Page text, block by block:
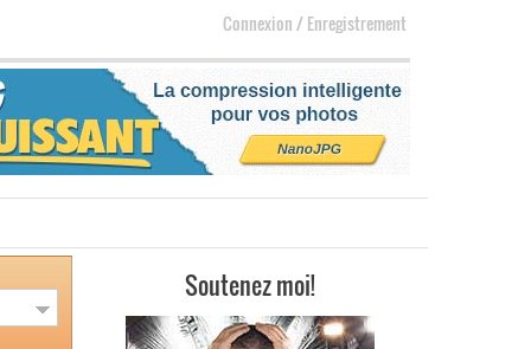
Connexion/Enregistrement
Soutenez moi!